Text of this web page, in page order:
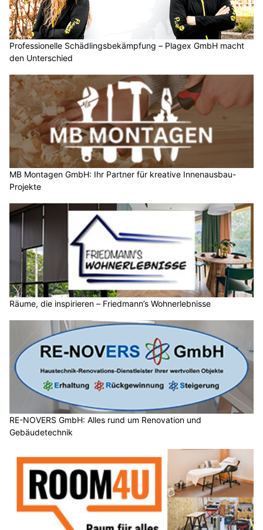
Professionelle Schädlingsbekämpfung – Plagex GmbH macht
den Unterschied
MB Montagen GmbH: Ihr Partner für kreative Innenausbau-
Projekte
Räume, die inspirieren – Friedmann’s Wohnerlebnisse
RE-NOVERS GmbH: Alles rund um Renovation und
Gebäudetechnik